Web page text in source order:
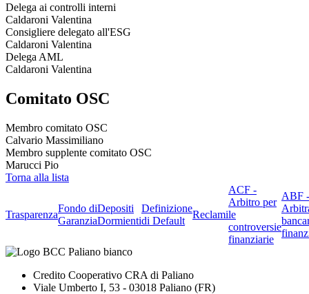
Delega ai controlli interni
Caldaroni Valentina
Consigliere delegato all'ESG
Caldaroni Valentina
Delega AML
Caldaroni Valentina
Comitato OSC
Membro comitato OSC
Calvario Massimiliano
Membro supplente comitato OSC
Marucci Pio
Torna alla lista
Trasparenza
Fondo di
Garanzia
Depositi
Dormienti
Definizione
di Default
Reclami
ACF -
Arbitro per
le
controversie
finanziarie
ABF -
Credito Cooperativo CRA di Paliano
Viale Umberto I, 53 - 03018 Paliano (FR)